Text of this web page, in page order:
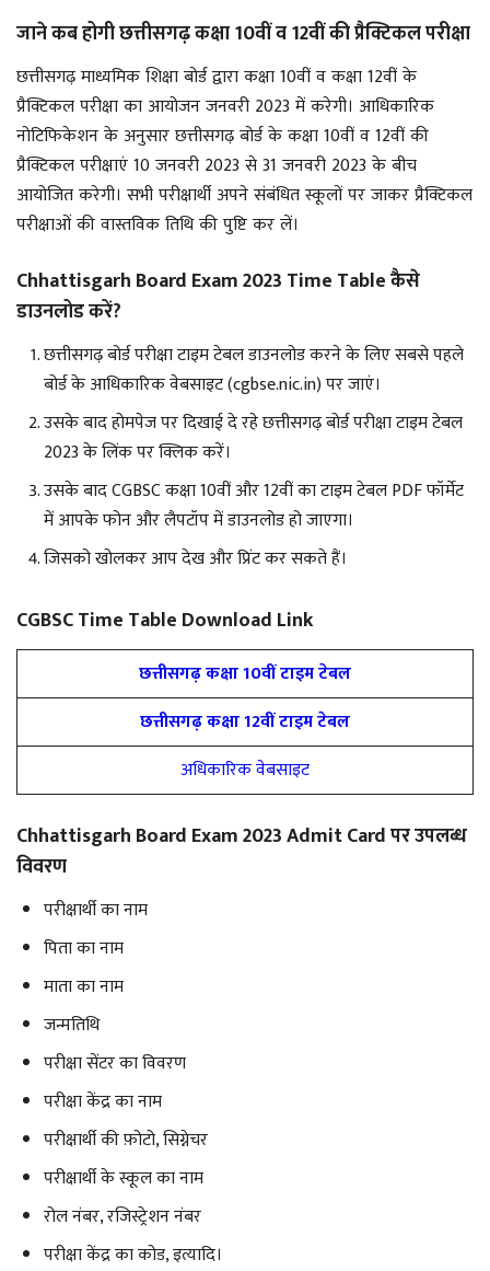
जाने कब होगी छत्तीसगढ़ कक्षा 10वीं व 12वीं की प्रैक्टिकल परीक्षा
छत्तीसगढ़ माध्यमिक शिक्षा बोर्ड द्वारा कक्षा 10वीं व कक्षा 12वीं के
प्रैक्टिकल परीक्षा का आयोजन जनवरी 2023 में करेगी। आधिकारिक
नोटिफिकेशन के अनुसार छत्तीसगढ़ बोर्ड के कक्षा 10वीं व 12वीं की
प्रैक्टिकल परीक्षाएं 10 जनवरी 2023 से 31 जनवरी 2023 के बीच
आयोजित करेगी। सभी परीक्षार्थी अपने संबंधित स्कूलों पर जाकर प्रैक्टिकल
परीक्षाओं की वास्तविक तिथि की पुष्टि कर लें।
Chhattisgarh Board Exam 2023 Time Table कैसे
डाउनलोड करें?
छत्तीसगढ़ बोर्ड परीक्षा टाइम टेबल डाउनलोड करने के लिए सबसे पहले
बोर्ड के आधिकारिक वेबसाइट (cgbse.nic.in) पर जाएं।
उसके बाद होमपेज पर दिखाई दे रहे छत्तीसगढ़ बोर्ड परीक्षा टाइम टेबल
2023 के लिंक पर क्लिक करें।
उसके बाद CGBSC कक्षा 10वीं और 12वीं का टाइम टेबल PDF फॉर्मेट
में आपके फोन और लैपटॉप में डाउनलोड हो जाएगा।
जिसको खोलकर आप देख और प्रिंट कर सकते हैं।
CGBSC Time Table Download Link
छत्तीसगढ़ कक्षा 10वीं टाइम टेबल
छत्तीसगढ़ कक्षा 12वीं टाइम टेबल
अधिकारिक वेबसाइट
Chhattisgarh Board Exam 2023 Admit Card पर उपलब्ध
विवरण
परीक्षार्थी का नाम
पिता का नाम
माता का नाम
जन्मतिथि
परीक्षा सेंटर का विवरण
परीक्षा केंद्र का नाम
परीक्षार्थी की फ़ोटो, सिग्नेचर
परीक्षार्थी के स्कूल का नाम
रोल नंबर, रजिस्ट्रेशन नंबर
परीक्षा केंद्र का कोड, इत्यादि।